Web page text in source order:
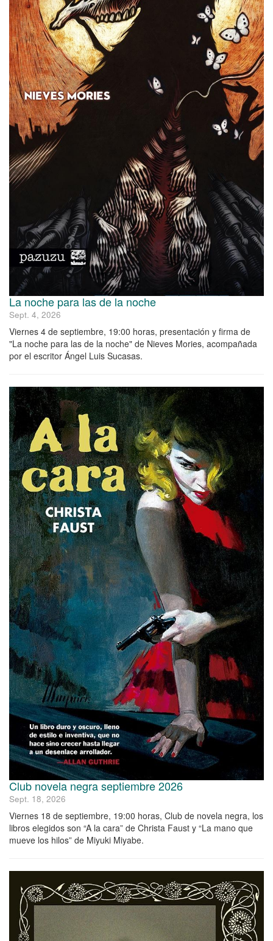
La noche para las de la noche
Sept. 4, 2026
Viernes 4 de septiembre, 19:00 horas, presentación y firma de
"La noche para las de la noche" de Nieves Mories, acompañada
por el escritor Ángel Luis Sucasas.
Club novela negra septiembre 2026
Sept. 18, 2026
Viernes 18 de septiembre, 19:00 horas, Club de novela negra, los
libros elegidos son “A la cara” de Christa Faust y “La mano que
mueve los hilos” de Miyuki Miyabe.